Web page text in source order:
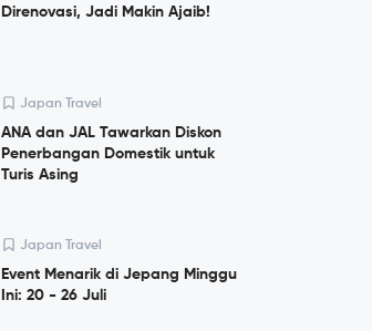
Direnovasi, Jadi Makin Ajaib!
Japan Travel
ANA dan JAL Tawarkan Diskon
Penerbangan Domestik untuk
Turis Asing
Japan Travel
Event Menarik di Jepang Minggu
Ini: 20 - 26 Juli